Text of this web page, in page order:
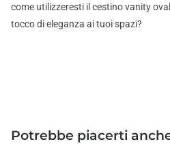
come utilizzeresti il cestino vanity
tocco di eleganza ai tuoi spazi?
Potrebbe piacerti